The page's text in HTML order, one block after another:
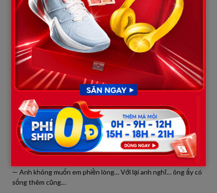
Một thương vụ đầu tư sai lầm, nợ ngân hàng chồng chất. Căn
biệt thự bị siết nợ. Xe sang bán sạch. Bạn bè làm ăn quay lưng.
Đúng lúc ấy, người vợ — chị Hoa — mới biết chuyện năm xưa.
Hôm đó, chị tình cờ gặp một người quen ở quê lên thành phố.
Người này kể:
— Ba chị hồi đó bệnh nặng lắm. Lên tìm chị mà không gặp được.
May có người cứu chứ không thì…
Chị Hoa chết lặng.
Về nhà, chị hỏi chồng. Ban đầu anh ta chối. Nhưng trước ánh
mắt đỏ hoe của vợ, cuối cùng cũng thừa nhận.
— Anh không muốn em phiền lòng… Với lại anh nghĩ… ông ấy có
sống thêm cũng…